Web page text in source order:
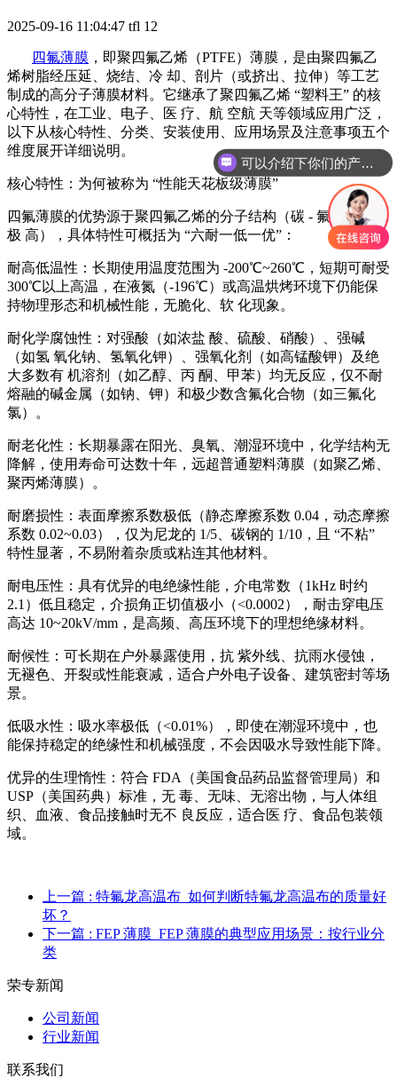
2025-09-16 11:04:47 tfl 12
四氟薄膜 ，即聚四氟乙烯（PTFE）薄膜，是由聚四氟乙
烯树脂经压延、烧结、冷 却、剖片（或挤出、拉伸）等工艺
制成的高分子薄膜材料。它继承了聚四氟乙烯 “塑料王” 的核
心特性，在工业、电子、医 疗、航 空航 天等领域应用广泛，
以下从核心特性、分类、安装使用、应用场景及注意事项五个
维度展开详细说明。
核心特性：为何被称为 “性能天花板级薄膜”
四氟薄膜的优势源于聚四氟乙烯的分子结构（碳 - 氟键稳定性
极 高），具体特性可概括为 “六耐一低一优”：
耐高低温性：长期使用温度范围为 -200℃~260℃，短期可耐受
300℃以上高温，在液氮（-196℃）或高温烘烤环境下仍能保
持物理形态和机械性能，无脆化、软 化现象。
耐化学腐蚀性：对强酸（如浓盐 酸、硫酸、硝酸）、强碱
（如氢 氧化钠、氢氧化钾）、强氧化剂（如高锰酸钾）及绝
大多数有 机溶剂（如乙醇、丙 酮、甲苯）均无反应，仅不耐
熔融的碱金属（如钠、钾）和极少数含氟化合物（如三氟化
氯）。
耐老化性：长期暴露在阳光、臭氧、潮湿环境中，化学结构无
降解，使用寿命可达数十年，远超普通塑料薄膜（如聚乙烯、
聚丙烯薄膜）。
耐磨损性：表面摩擦系数极低（静态摩擦系数 0.04，动态摩擦
系数 0.02~0.03），仅为尼龙的 1/5、碳钢的 1/10，且 “不粘”
特性显著，不易附着杂质或粘连其他材料。
耐电压性：具有优异的电绝缘性能，介电常数（1kHz 时约
2.1）低且稳定，介损角正切值极小（<0.0002），耐击穿电压
高达 10~20kV/mm，是高频、高压环境下的理想绝缘材料。
耐候性：可长期在户外暴露使用，抗 紫外线、抗雨水侵蚀，
无褪色、开裂或性能衰减，适合户外电子设备、建筑密封等场
景。
低吸水性：吸水率极低（<0.01%），即使在潮湿环境中，也
能保持稳定的绝缘性和机械强度，不会因吸水导致性能下降。
优异的生理惰性：符合 FDA（美国食品药品监督管理局）和
USP（美国药典）标准，无 毒、无味、无溶出物，与人体组
织、血液、食品接触时无不 良反应，适合医 疗、食品包装领
域。
上一篇 : 特氟龙高温布_如何判断特氟龙高温布的质量好
坏？
下一篇 : FEP 薄膜_FEP 薄膜的典型应用场景：按行业分
类
荣专新闻
公司新闻
行业新闻
联系我们
可以介绍下你们的产品么